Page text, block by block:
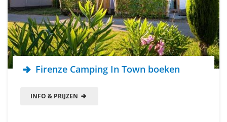
Firenze Camping In Town boeken
INFO & PRIJZEN